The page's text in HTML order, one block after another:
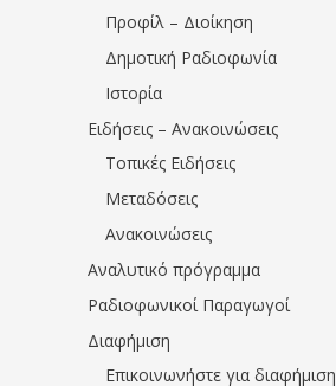
Προφίλ – Διοίκηση
Δημοτική Ραδιοφωνία
Ιστορία
Ειδήσεις – Ανακοινώσεις
Τοπικές Ειδήσεις
Μεταδόσεις
Ανακοινώσεις
Αναλυτικό πρόγραμμα
Ραδιοφωνικοί Παραγωγοί
Διαφήμιση
Επικοινωνήστε για διαφήμιση